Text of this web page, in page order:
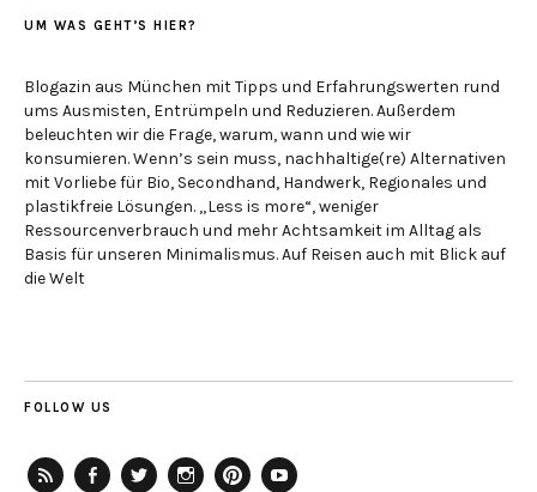
UM WAS GEHT’S HIER?
Blogazin aus München mit Tipps und Erfahrungswerten rund
ums Ausmisten, Entrümpeln und Reduzieren. Außerdem
beleuchten wir die Frage, warum, wann und wie wir
konsumieren. Wenn’s sein muss, nachhaltige(re) Alternativen
mit Vorliebe für Bio, Secondhand, Handwerk, Regionales und
plastikfreie Lösungen. „Less is more“, weniger
Ressourcenverbrauch und mehr Achtsamkeit im Alltag als
Basis für unseren Minimalismus. Auf Reisen auch mit Blick auf
die Welt
FOLLOW US